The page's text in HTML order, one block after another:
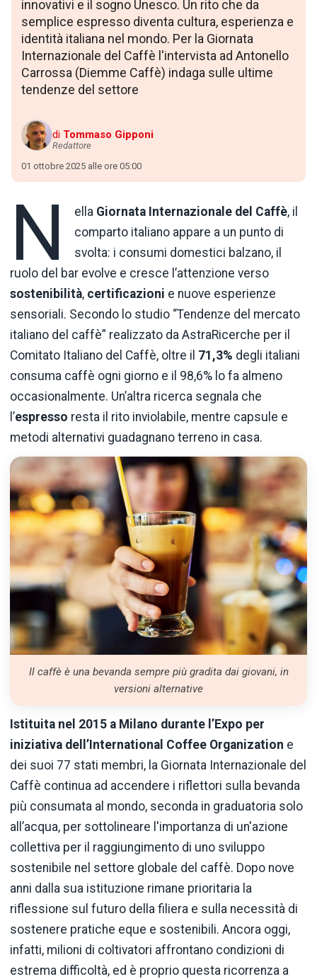
innovativi e il sogno Unesco. Un rito che da
semplice espresso diventa cultura, esperienza e
identità italiana nel mondo. Per la Giornata
Internazionale del Caffè l'intervista ad Antonello
Carrossa (Diemme Caffè) indaga sulle ultime
tendenze del settore
di Tommaso Gipponi
Redattore
01 ottobre 2025 alle ore 05:00
N ella Giornata Internazionale del Caffè, il
comparto italiano appare a un punto di
svolta: i consumi domestici balzano, il
ruolo del bar evolve e cresce l’attenzione verso
sostenibilità, certificazioni e nuove esperienze
sensoriali. Secondo lo studio “Tendenze del mercato
italiano del caffè” realizzato da AstraRicerche per il
Comitato Italiano del Caffè, oltre il 71,3% degli italiani
consuma caffè ogni giorno e il 98,6% lo fa almeno
occasionalmente. Un’altra ricerca segnala che
l’espresso resta il rito inviolabile, mentre capsule e
metodi alternativi guadagnano terreno in casa.
Il caffè è una bevanda sempre più gradita dai giovani, in
versioni alternative
Istituita nel 2015 a Milano durante l’Expo per
iniziativa dell’International Coffee Organization e
dei suoi 77 stati membri, la Giornata Internazionale del
Caffè continua ad accendere i riflettori sulla bevanda
più consumata al mondo, seconda in graduatoria solo
all’acqua, per sottolineare l'importanza di un'azione
collettiva per il raggiungimento di uno sviluppo
sostenibile nel settore globale del caffè. Dopo nove
anni dalla sua istituzione rimane prioritaria la
riflessione sul futuro della filiera e sulla necessità di
sostenere pratiche eque e sostenibili. Ancora oggi,
infatti, milioni di coltivatori affrontano condizioni di
estrema difficoltà, ed è proprio questa ricorrenza a